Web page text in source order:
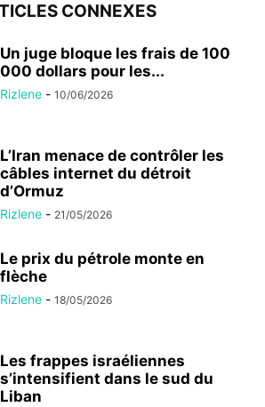
CONNEXES
Un juge bloque les frais de 100
000 dollars pour les...
Rizlene - 10/06/2026
L’Iran menace de contrôler les
câbles internet du détroit
d’Ormuz
Rizlene - 21/05/2026
Le prix du pétrole monte en
flèche
Rizlene - 18/05/2026
Les frappes israéliennes
s’intensifient dans le sud du
Liban